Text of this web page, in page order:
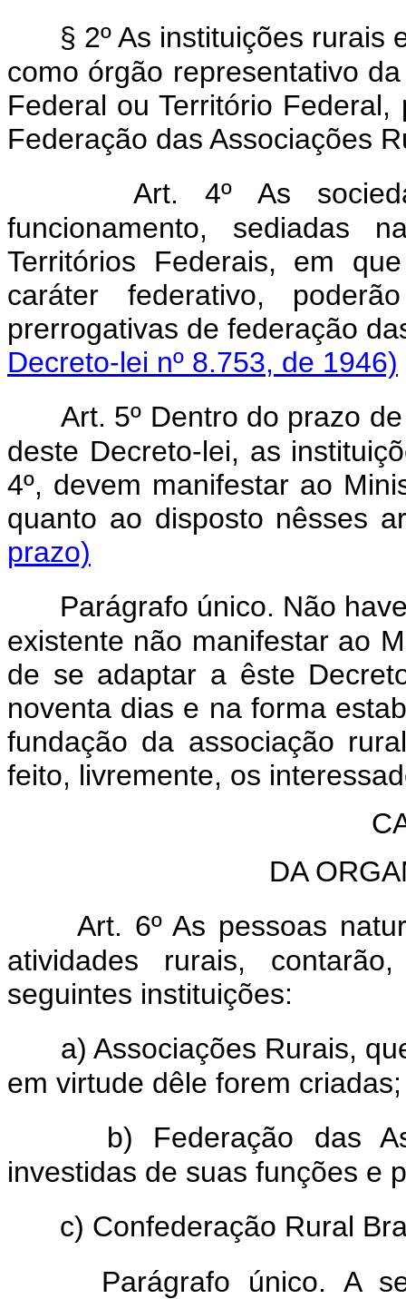
§ 2º As instituições rurais
como órgão representativo
Federal ou Território
Federação das Associações
Art. 4º As
funcionamento, sediadas
Territórios Federais, em
caráter federativo,
prerrogativas de
Decreto-lei nº 8.753, de 1946)
Art. 5º Dentro do prazo
deste Decreto-lei, as
4º, devem manifestar ao
quanto ao disposto
prazo)
Parágrafo único. Não
existente não manifestar ao
de se adaptar a êste
noventa dias e na forma
fundação da associação
feito, livremente, os
DA
Art. 6º As pessoas
atividades rurais,
seguintes instituições:
a) Associações Rurais,
em virtude dêle forem criadas;
b) Federação das
investidas de suas funções e
c) Confederação Rural
Parágrafo único. A